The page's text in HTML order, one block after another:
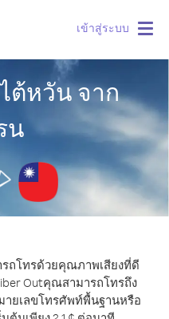
เข้าสู่ระบบ
ต้หวัน จาก
น
ถโทรด้วยคุณภาพเสียงที่ดี
Outคุณสามารถโทรถึง
ายเลขโทรศัพท์พื้นฐานหรือ